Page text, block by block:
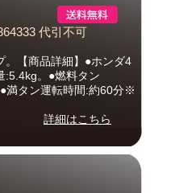
代引不可
。【商品詳細】●ホンダ4
:5.4kg。●燃料タン
満タン運転時間:約60分※
詳細はこちら